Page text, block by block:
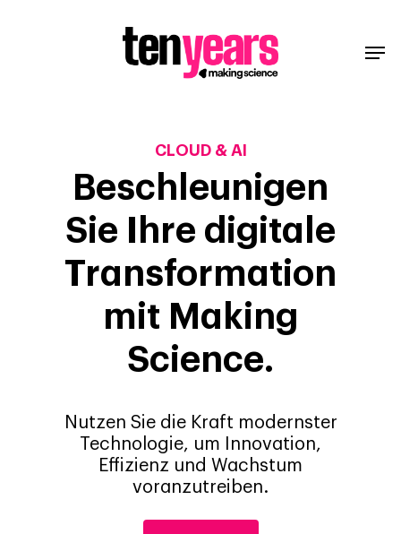
CLOUD & AI
Beschleunigen
Sie Ihre digitale
Transformation
mit Making
Science.
Nutzen Sie die Kraft modernster
Technologie, um Innovation,
Effizienz und Wachstum
voranzutreiben.